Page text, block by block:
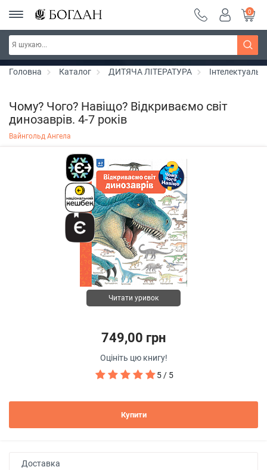
РОЗПРОДАЖ ~ 150 грн ~ 200 грн ~ 250 грн ~
300 грн ~ РОЗПРОДАЖ
Дізнатись більше
0
Головна Каталог ДИТЯЧА ЛІТЕРАТУРА
Чому? Чого? Навіщо? Відкриваємо світ
динозаврів. 4-7 років
Вайнгольд Ангела
Читати уривок
749,00 грн
Оцініть цю книгу!
5 / 5
Купити
Доставка